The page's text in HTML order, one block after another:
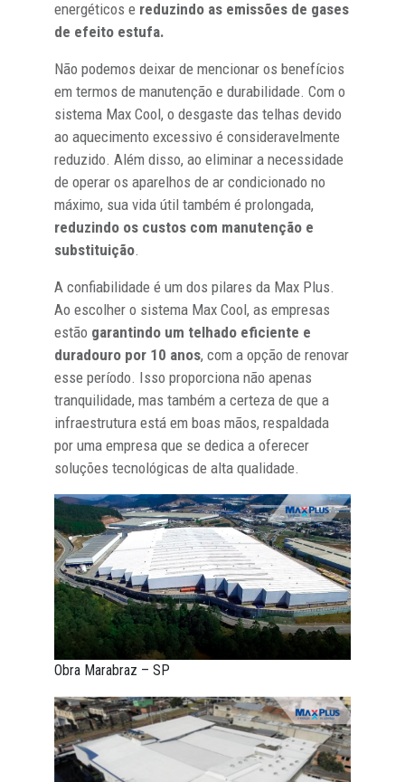
energéticos e reduzindo as emissões de gases
de efeito estufa.
Não podemos deixar de mencionar os benefícios
em termos de manutenção e durabilidade. Com o
sistema Max Cool, o desgaste das telhas devido
ao aquecimento excessivo é consideravelmente
reduzido. Além disso, ao eliminar a necessidade
de operar os aparelhos de ar condicionado no
máximo, sua vida útil também é prolongada,
reduzindo os custos com manutenção e
substituição
A confiabilidade é um dos pilares da Max Plus.
Ao escolher o sistema Max Cool, as empresas
estão garantindo um telhado eficiente e
duradouro por 10 anos, com a opção de renovar
esse período. Isso proporciona não apenas
tranquilidade, mas também a certeza de que a
infraestrutura está em boas mãos, respaldada
por uma empresa que se dedica a oferecer
soluções tecnológicas de alta qualidade.
Obra Marabraz – SP